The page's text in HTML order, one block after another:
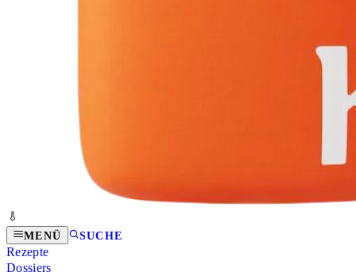
MENÜ SUCHE
Rezepte
Dossiers